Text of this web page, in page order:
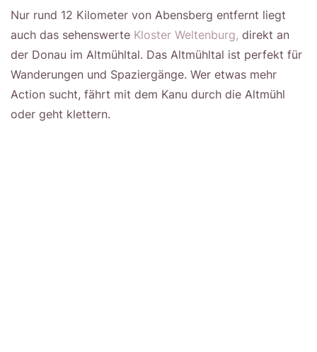
Nur rund 12 Kilometer von Abensberg entfernt liegt
auch das sehenswerte Kloster Weltenburg, direkt an
der Donau im Altmühltal. Das Altmühltal ist perfekt für
Wanderungen und Spaziergänge. Wer etwas mehr
Action sucht, fährt mit dem Kanu durch die Altmühl
oder geht klettern.